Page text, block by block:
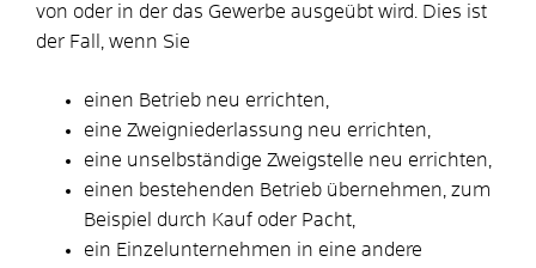
von oder in der das Gewerbe ausgeübt wird. Dies ist
der Fall, wenn Sie
einen Betrieb neu errichten,
eine Zweigniederlassung neu errichten,
eine unselbständige Zweigstelle neu errichten,
einen bestehenden Betrieb übernehmen, zum
Beispiel durch Kauf oder Pacht,
ein Einzelunternehmen in eine andere